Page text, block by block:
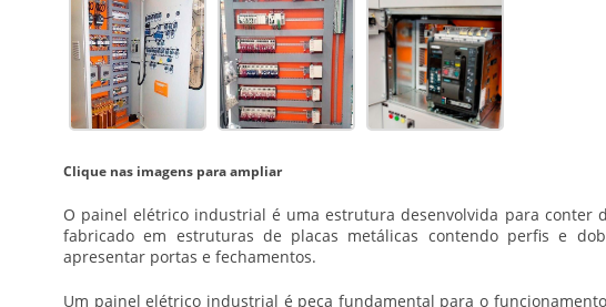
Clique nas imagens para ampliar
O painel elétrico industrial é uma estrutura desenvolvida para conter
fabricado em estruturas de placas metálicas contendo perfis e
apresentar portas e fechamentos.
Um painel elétrico industrial é peça fundamental para o